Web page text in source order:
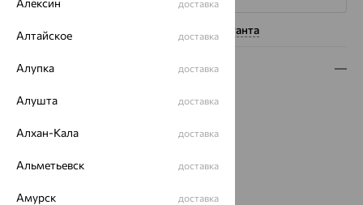
Нужна помощь консультанта
Описание
Вид изделия:
Металл:Золото
Проба: 585
Страна происхождения:
Алексин доставка
Алтайское доставка
Алупка доставка
Алушта доставка
Алхан-Кала доставка
Альметьевск доставка
Амурск доставка